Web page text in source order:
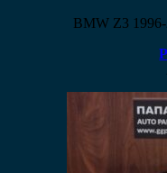
BMW Z3 1996-